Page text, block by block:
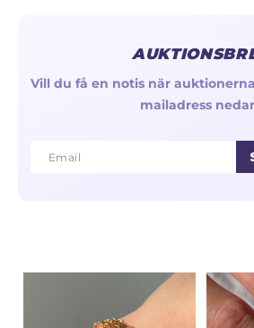
Vill du få en notis när
mailadress
Email
Email